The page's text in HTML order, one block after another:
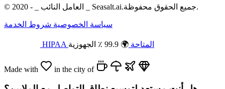
© 2020 - _ العامل النائب _ Seasalt.ai.جميع الحقوق محفوظة.
سياسة الخصوصية شروط الخدمة
HIPAA المتاحة 🌍 99.9 ٪ الجهوزية
Made with in the city of